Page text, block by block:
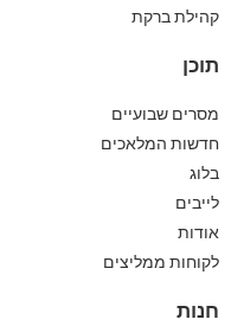
קהילת ברקת
תוכן
מסרים שבועיים
חדשות המלאכים
בלוג
לייבים
אודות
לקוחות ממליצים
חנות